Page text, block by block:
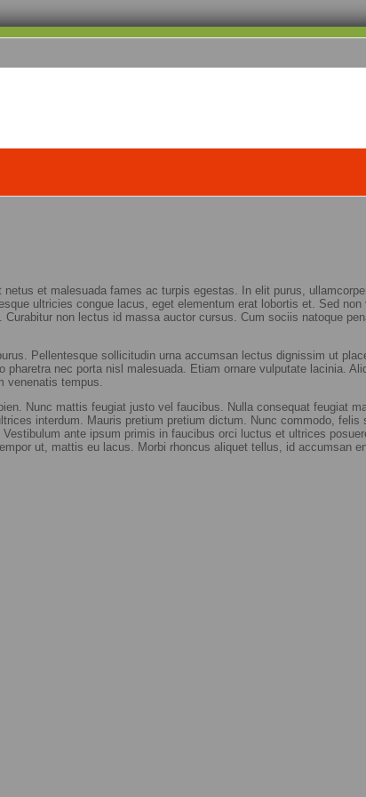
et malesuada fames ac turpis egestas. In elit purus,
ultricies congue lacus, eget elementum erat lobortis et. Sed
non lectus id massa auctor cursus. Cum sociis natoque
Pellentesque sollicitudin urna accumsan lectus dignissim ut
nec porta nisl malesuada. Etiam ornare vulputate lacinia.
venenatis tempus.
Nunc mattis feugiat justo vel faucibus. Nulla consequat feugiat
interdum. Mauris pretium pretium dictum. Nunc commodo,
ante ipsum primis in faucibus orci luctus et ultrices
ut, mattis eu lacus. Morbi rhoncus aliquet tellus, id accumsan